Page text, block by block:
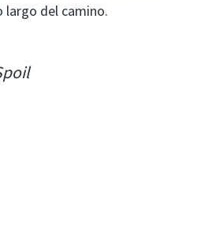
largo del camino.